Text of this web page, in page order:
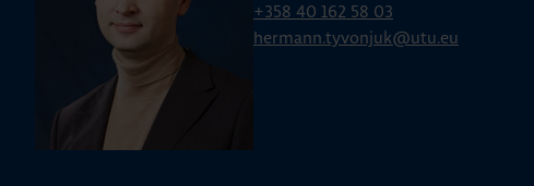
+358 40 162 58 03
hermann.tyvonjuk@utu.eu